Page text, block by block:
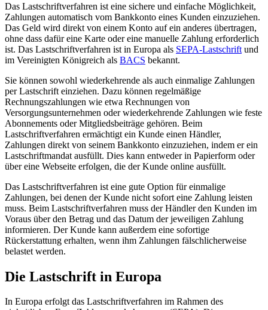
Das Lastschriftverfahren ist eine sichere und einfache Möglichkeit,
Zahlungen automatisch vom Bankkonto eines Kunden einzuziehen.
Das Geld wird direkt von einem Konto auf ein anderes übertragen,
ohne dass dafür eine Karte oder eine manuelle Zahlung erforderlich
ist. Das Lastschriftverfahren ist in Europa als SEPA-Lastschrift und
im Vereinigten Königreich als BACS bekannt.
Sie können sowohl wiederkehrende als auch einmalige Zahlungen
per Lastschrift einziehen. Dazu können regelmäßige
Rechnungszahlungen wie etwa Rechnungen von
Versorgungsunternehmen oder wiederkehrende Zahlungen wie feste
Abonnements oder Mitgliedsbeiträge gehören. Beim
Lastschriftverfahren ermächtigt ein Kunde einen Händler,
Zahlungen direkt von seinem Bankkonto einzuziehen, indem er ein
Lastschriftmandat ausfüllt. Dies kann entweder in Papierform oder
über eine Webseite erfolgen, die der Kunde online ausfüllt.
Das Lastschriftverfahren ist eine gute Option für einmalige
Zahlungen, bei denen der Kunde nicht sofort eine Zahlung leisten
muss. Beim Lastschriftverfahren muss der Händler den Kunden im
Voraus über den Betrag und das Datum der jeweiligen Zahlung
informieren. Der Kunde kann außerdem eine sofortige
Rückerstattung erhalten, wenn ihm Zahlungen fälschlicherweise
belastet werden.
Die Lastschrift in Europa
In Europa erfolgt das Lastschriftverfahren im Rahmen des